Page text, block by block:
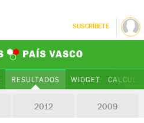
SUSCRÍBETE
RESULTADOS WIDGET
2012 2009